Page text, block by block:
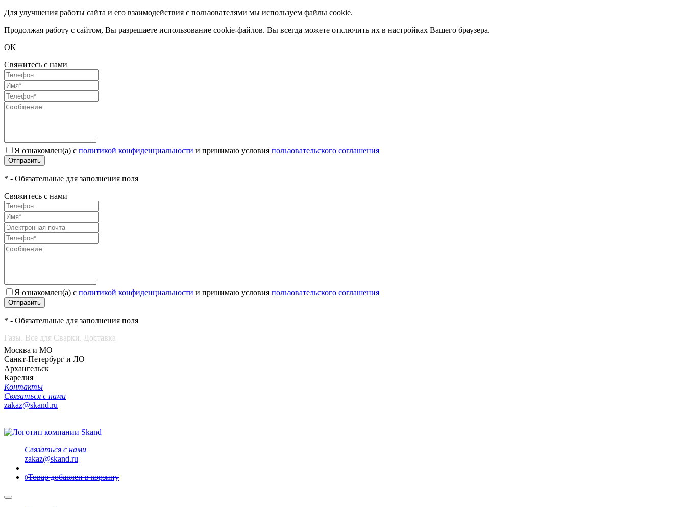
Для улучшения работы сайта и его взаимодействия с пользователями мы используем файлы cookie.
Продолжая работу с сайтом, Вы разрешаете использование cookie-файлов. Вы всегда можете отключить их в настройках Вашего браузера.
OK
Свяжитесь с нами
Я ознакомлен(а) с политикой конфиденциальности и принимаю условия пользовательского соглашения
Отправить
* - Обязательные для заполнения поля
Свяжитесь с нами
Я ознакомлен(а) с политикой конфиденциальности и принимаю условия пользовательского соглашения
Отправить
* - Обязательные для заполнения поля
Газы. Все для Сварки. Доставка
Москва и МО
Санкт-Петербург и ЛО
Архангельск
Карелия
Контакты
Связаться с нами
zakaz@skand.ru
Связаться с нами
zakaz@skand.ru
0Товар добавлен в корзину